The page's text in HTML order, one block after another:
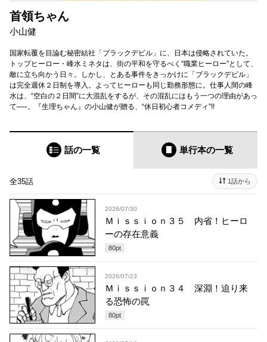
首領ちゃん
小山健
国家転覆を目論む秘密結社「ブラックデビル」に、日本は侵略されていた。
トップヒーロー・峰水ミネタは、街の平和を守るべく“職業ヒーロー”として、
敵に立ち向かう日々。しかし、とある事件をきっかけに「ブラックデビル」
は完全週休２日制を導入。よってヒーローも同じ勤務形態に。仕事人間の峰
水は、“空白の２日間”に大混乱をするが、その混乱にはもう一つの理由があっ
て──。『生理ちゃん』の小山健が贈る、“休日初心者コメディ”!!
話の一覧 単行本の一覧
全35話 1話から
2026/07/30
Ｍｉｓｓｉｏｎ３５ 内省！ヒーロ
ーの存在意義
80pt
2026/07/23
Ｍｉｓｓｉｏｎ３４ 深淵！迫り来
る恐怖の罠
80pt